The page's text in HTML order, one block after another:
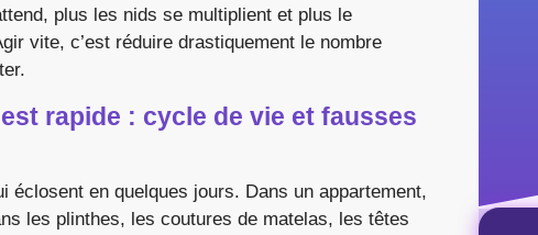
plus les nids se multiplient et plus le
vite, c’est réduire drastiquement le nombre
rapide : cycle de vie et fausses
en quelques jours. Dans un appartement,
les plinthes, les coutures de matelas, les têtes